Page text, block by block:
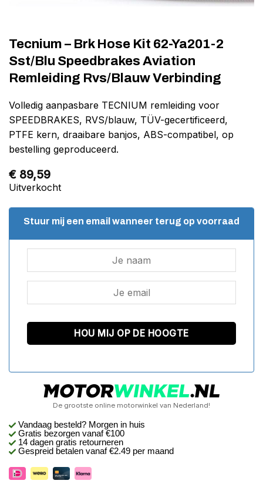
Tecnium – Brk Hose Kit 62-Ya201-2
Sst/Blu Speedbrakes Aviation
Remleiding Rvs/Blauw Verbinding
Volledig aanpasbare TECNIUM remleiding voor
SPEEDBRAKES, RVS/blauw, TÜV-gecertificeerd,
PTFE kern, draaibare banjos, ABS-compatibel, op
bestelling geproduceerd.
€ 89,59
Uitverkocht
Stuur mij een email wanneer terug op voorraad
De grootste online motorwinkel van Nederland!
Vandaag besteld? Morgen in huis
Gratis bezorgen vanaf €100
14 dagen gratis retourneren
Gespreid betalen vanaf €2.49 per maand